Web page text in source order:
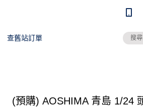
查舊站訂單
(預購) AOSHIMA 青島 1/24